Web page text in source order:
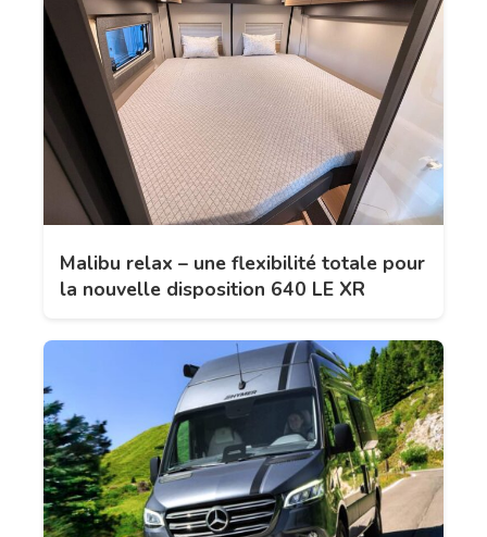
Malibu relax – une flexibilité totale pour
la nouvelle disposition 640 LE XR